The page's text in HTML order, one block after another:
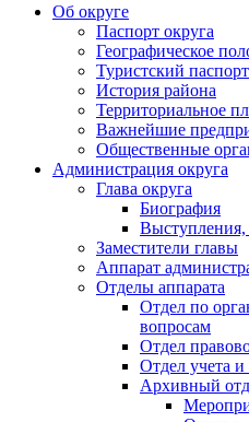
Об округе
Паспорт округа
Географическое
Туристский паспорт
История района
Территориальное
Важнейшие
Общественные
Администрация округа
Глава округа
Биография
Заместители главы
Аппарат
Отделы аппарата
Отдел по
вопросам
Отдел
Отдел учета и
Архивный